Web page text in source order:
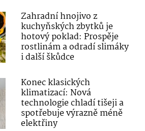
Zahradní hnojivo z
kuchyňských zbytků je
hotový poklad: Prospěje
rostlinám a odradí slimáky
i další škůdce
Konec klasických
klimatizací: Nová
technologie chladí tišeji a
spotřebuje výrazně méně
elektřiny